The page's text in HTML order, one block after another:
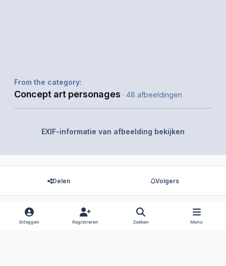
From the category:
Concept art personages · 48 afbeeldingen
EXIF-informatie van afbeelding bekijken
Delen Volgers
Er zijn geen reacties om weer te geven.
Inloggen Registreren Zoeken Menu